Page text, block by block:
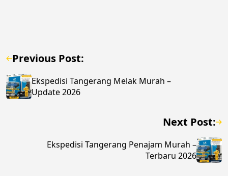
Previous Post:
Ekspedisi Tangerang Melak Murah –
Update 2026
Next Post:
Ekspedisi Tangerang Penajam Murah –
Terbaru 2026